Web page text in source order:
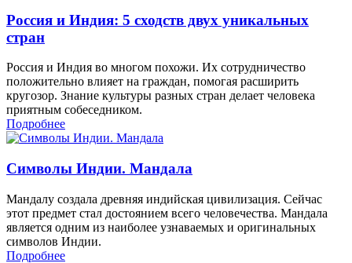
Россия и Индия: 5 сходств двух уникальных
стран
Россия и Индия во многом похожи. Их сотрудничество
положительно влияет на граждан, помогая расширить
кругозор. Знание культуры разных стран делает человека
приятным собеседником.
Подробнее
Символы Индии. Мандала
Мандалу создала древняя индийская цивилизация. Сейчас
этот предмет стал достоянием всего человечества. Мандала
является одним из наиболее узнаваемых и оригинальных
символов Индии.
Подробнее